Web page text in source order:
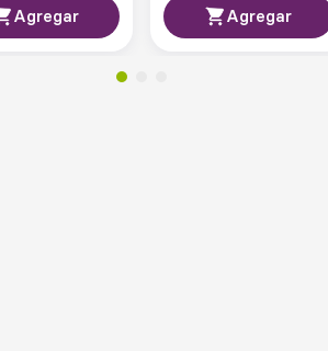
Agregar Agregar